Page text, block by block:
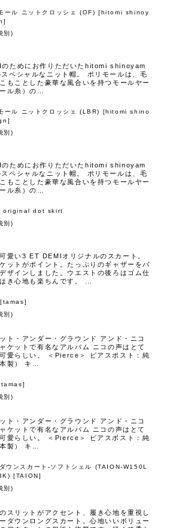
ール ニットクロッシェ (OF) [hitomi shinoy
]
別)
ためにお作りただいたhitomi shinoyam
ペシャルなニット帽。 ポリモールは、毛
もことした豪華な風合いを持つモールヤー
ル糸）の…
ール ニットクロッシェ (LBR) [hitomi shino
]
別)
ためにお作りただいたhitomi shinoyam
ペシャルなニット帽。 ポリモールは、毛
もことした豪華な風合いを持つモールヤー
ル糸）の…
original dot skirt
別)
愛い3 ET DEMIオリジナルのスカート。
ットがポイント。たっぷりのギャザーをバ
ザインしました。ウエストの後ろはゴム仕
き心地も楽ちんです。 …
[tamas]
別)
ト・アンダー・グラウンド アンド・ニコ
ケットで有名なアルバム ニコの声はとて
愛らしい。 ＜Pierce＞ ピアスポスト：純
製） キ…
tamas]
別)
ト・アンダー・グラウンド アンド・ニコ
ケットで有名なアルバム ニコの声はとて
愛らしい。 ＜Pierce＞ ピアスポスト：純
製） キ…
ウンスカート-ソフトシェル (TAION-W150L
[TAION]
別)
スリットがアクセント、履き心地を重視し
ダウンロングスカート。心地いいボリュー